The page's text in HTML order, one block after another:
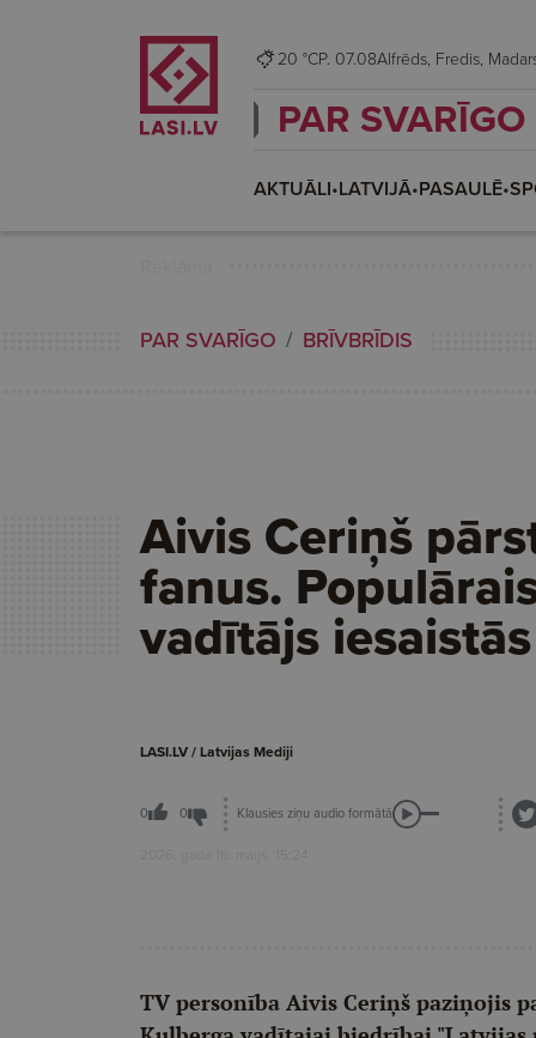
20 °CP. 07.08 Alfrēds, Fredis,
PAR SVARĪGO
AKTUĀLI•LATVIJĀ•PASAULĒ•
PAR SVARĪGO BRĪVBRĪDIS
Aivis Ceriņš
fanus.
vadītājs
LASI.LV / Latvijas Mediji
0 0 Klausies ziņu audio formātā
2026. gada 16. maijs, 15:24
TV personība Aivis Ceriņš paziņojis